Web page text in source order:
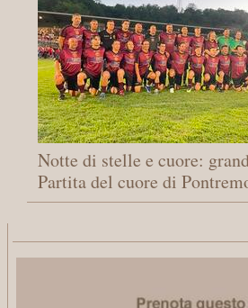
Notte di stelle e cuore:
Partita del cuore di